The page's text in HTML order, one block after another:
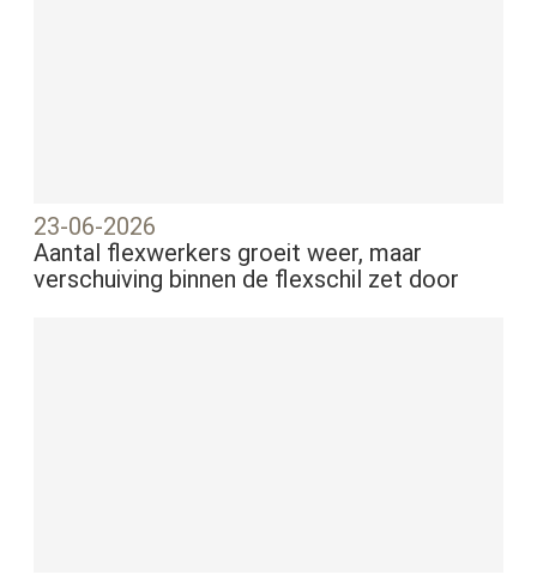
23-06-2026
Aantal flexwerkers groeit weer, maar
verschuiving binnen de flexschil zet door